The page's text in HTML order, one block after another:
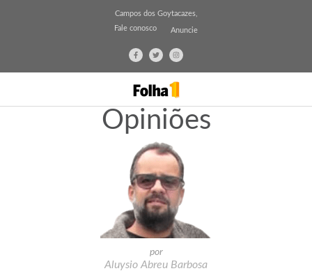
Campos dos Goytacazes,
Fale conosco
Anuncie
Opiniões
por
Aluysio Abreu Barbosa